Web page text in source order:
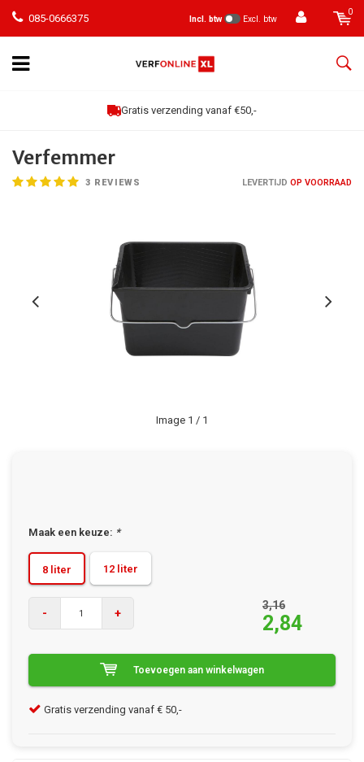
085-0666375 Incl. btw Excl. btw
0
Gratis verzending vanaf €50,-
Verfemmer
3 REVIEWS LEVERTIJD OP VOORRAAD
Image 1 / 1
Maak een keuze: *
8 liter 12 liter
- +
3,16
2,84
Toevoegen aan winkelwagen
Gratis verzending vanaf € 50,-